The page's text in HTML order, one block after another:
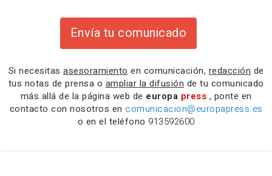
Envía tu comunicado
Si necesitas asesoramiento en comunicación, redacción de
tus notas de prensa o ampliar la difusión de tu comunicado
más allá de la página web de europa press , ponte en
contacto con nosotros en comunicacion@europapress.es
o en el teléfono 913592600